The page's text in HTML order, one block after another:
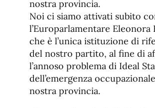
nostra provincia.
Noi ci siamo attivati subito
l’Europarlamentare Eleonora
che è l’unica istituzione di
del nostro partito, al fine di
l’annoso problema di Ideal
dell’emergenza
nostra provincia.